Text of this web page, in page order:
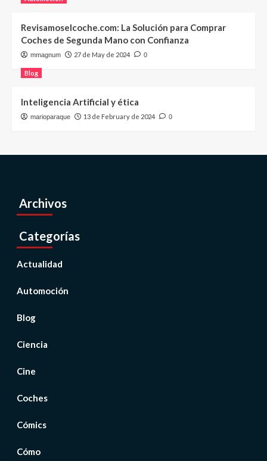
Revisamoselcoche.com: La Solución para Comprar
Coches de Segunda Mano con Confianza
mmagnum 27 de May de 2024 0
Blog
Inteligencia Artificial y ética
marioparaque 13 de February de 2024 0
Archivos
Categorías
Actualidad
Automoción
Blog
Ciencia
Cine
Coches
Cómics
Cómo